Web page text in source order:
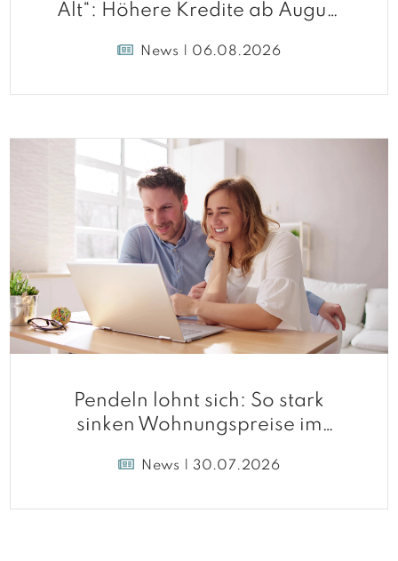
Alt“: Höhere Kredite ab August
News | 06.08.2026
Pendeln lohnt sich: So stark
sinken Wohnungspreise im
News | 30.07.2026